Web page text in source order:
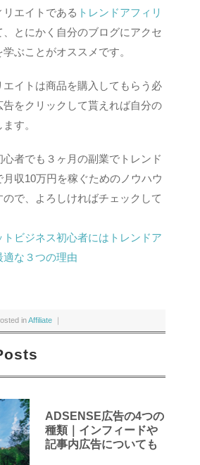
エイトである トレンドアフィリ
、とにかく自分のブログにアクセ
ぶことがオススメです。
エイトは商品を購入してもらう必
をクリックして貰えれば自分の
す。
心者でも３ヶ月の副業でトレンド
収10万円を稼ぐためのノウハウ
ので、よろしければチェックして
トビジネス初心者にはトレンドア
な３つの理由
inAffiliate ｜
ADSENSE広告の4つの
種類｜インフィードや
記事内広告についても